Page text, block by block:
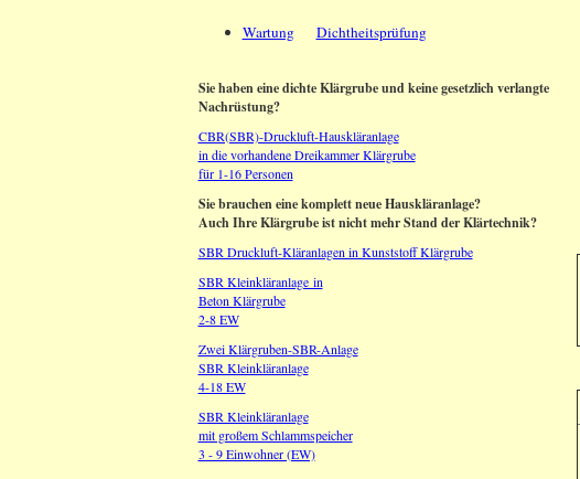
Wartung Dichtheitsprüfung
Sie haben eine dichte Klärgrube und keine gesetzlich verlangte
Nachrüstung?
CBR(SBR)-Druckluft-Hauskläranlage
in die vorhandene Dreikammer Klärgrube
für 1-16 Personen
Sie brauchen eine komplett neue Hauskläranlage?
Auch Ihre Klärgrube ist nicht mehr Stand der Klärtechnik?
SBR Druckluft-Kläranlagen in Kunststoff Klärgrube
SBR Kleinkläranlage in
Beton Klärgrube
2-8 EW
Zwei Klärgruben-SBR-Anlage
SBR Kleinkläranlage
4-18 EW
SBR Kleinkläranlage
mit großem Schlammspeicher
3 - 9 Einwohner (EW)